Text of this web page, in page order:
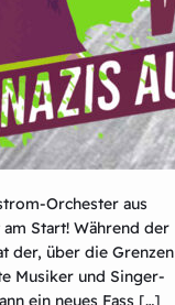
Orchester aus
Start! Während der
der, über die Grenzen
Musiker und Singer-
ein neues Fass […]